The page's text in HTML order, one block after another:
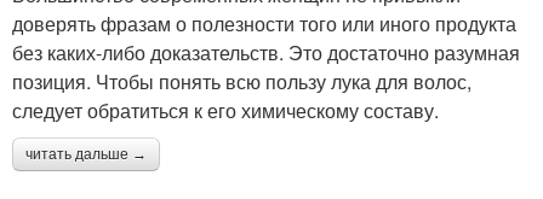
доверять фразам о полезности того или иного продукта
без каких-либо доказательств. Это достаточно разумная
позиция. Чтобы понять всю пользу лука для волос,
следует обратиться к его химическому составу.
читать дальше →